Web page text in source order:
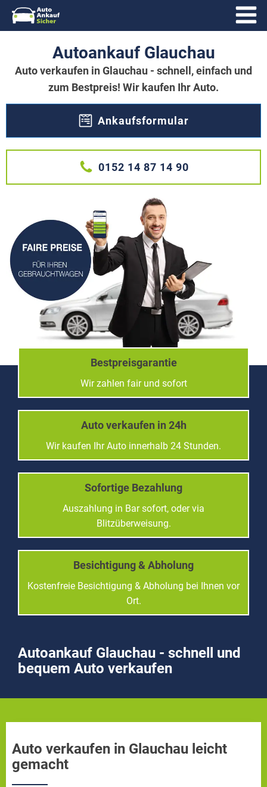
Autoankauf Glauchau
Auto verkaufen in Glauchau - schnell, einfach und
zum Bestpreis! Wir kaufen Ihr Auto.
Ankaufsformular
0152 14 87 14 90
Bestpreisgarantie
Wir zahlen fair und sofort
Auto verkaufen in 24h
Wir kaufen Ihr Auto innerhalb 24 Stunden.
Sofortige Bezahlung
Auszahlung in Bar sofort, oder via
Blitzüberweisung.
Besichtigung & Abholung
Kostenfreie Besichtigung & Abholung bei Ihnen vor
Ort.
Autoankauf Glauchau - schnell und
bequem Auto verkaufen
Auto verkaufen in Glauchau leicht
gemacht